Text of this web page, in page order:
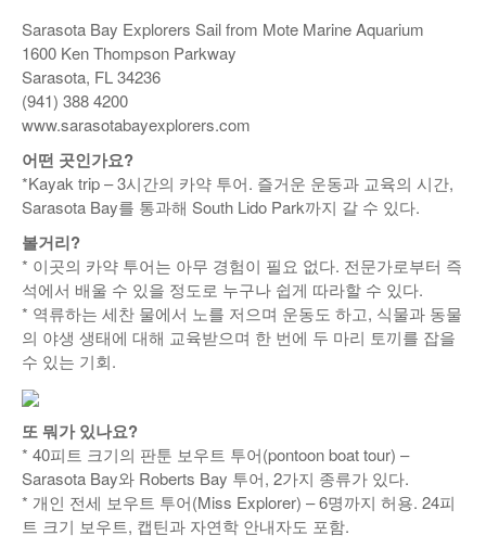
Sarasota Bay Explorers Sail from Mote Marine Aquarium
1600 Ken Thompson Parkway
Sarasota, FL 34236
(941) 388 4200
www.sarasotabayexplorers.com
어떤 곳인가요?
*Kayak trip – 3시간의 카약 투어. 즐거운 운동과 교육의 시간,
Sarasota Bay를 통과해 South Lido Park까지 갈 수 있다.
볼거리?
* 이곳의 카약 투어는 아무 경험이 필요 없다. 전문가로부터 즉
석에서 배울 수 있을 정도로 누구나 쉽게 따라할 수 있다.
* 역류하는 세찬 물에서 노를 저으며 운동도 하고, 식물과 동물
의 야생 생태에 대해 교육받으며 한 번에 두 마리 토끼를 잡을
수 있는 기회.
또 뭐가 있나요?
* 40피트 크기의 판툰 보우트 투어(pontoon boat tour) –
Sarasota Bay와 Roberts Bay 투어, 2가지 종류가 있다.
* 개인 전세 보우트 투어(Miss Explorer) – 6명까지 허용. 24피
트 크기 보우트, 캡틴과 자연학 안내자도 포함.